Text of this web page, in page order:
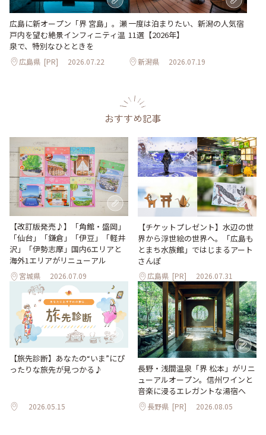
広島に新オープン「界 宮島」。瀬
戸内を望む絶景インフィニティ温
泉で、特別なひとときを
広島県 [PR] 2026.07.22
一度は泊まりたい、新潟の人気宿
11選【2026年】
新潟県 2026.07.19
おすすめ記事
【改訂版発売♪】「角館・盛岡」
「仙台」「鎌倉」「伊豆」「軽井
沢」「伊勢志摩」国内6エリアと
海外1エリアがリニューアル
宮城県 2026.07.09
【チケットプレゼント】水辺の世
界から浮世絵の世界へ。「広島も
とまち水族館」ではじまるアート
さんぽ
広島県 [PR] 2026.07.31
【旅先診断】あなたの“いま”にぴ
ったりな旅先が見つかる♪
2026.05.15
長野・浅間温泉「界 松本」がリニ
ューアルオープン。信州ワインと
音楽に浸るエレガントな湯宿へ
長野県 [PR] 2026.08.05